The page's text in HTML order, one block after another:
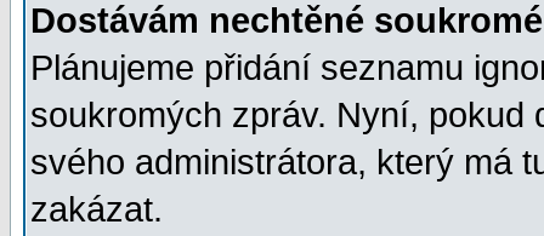
Dostávám nechtěné
Plánujeme přidání seznamu
soukromých zpráv. Nyní, pokud
svého administrátora, který má
zakázat.